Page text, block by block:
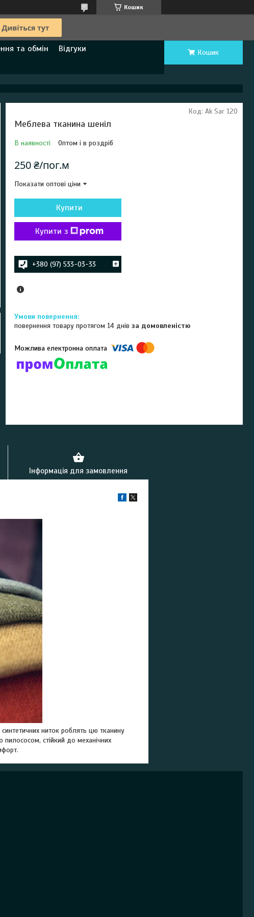
Кошик
та обмін
Відгуки
Кошик
Меблева тканина шеніл
В наявності Оптом і в роздріб
Код: Ak Sar 120
250 ₴/пог.м
Показати оптові ціни
Купити
Купити з
+380 (97) 533-03-33
повернення товару протягом 14 днівза домовленістю
Інформація для замовлення
ниток роблять цю тканину
стійкий до механічних